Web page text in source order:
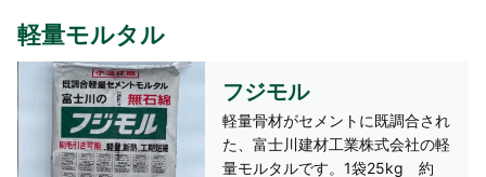
軽量モルタル
フジモル
軽量骨材がセメントに既調合され
た、富士川建材工業株式会社の軽
量モルタルです。1袋25kg 約